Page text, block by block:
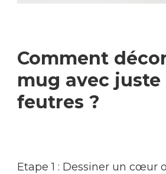
Comment
mug avec juste
feutres ?
Etape 1 : Dessiner un cœur